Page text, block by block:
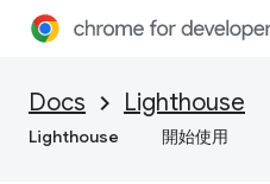
Docs Lighthouse
Lighthouse 開始使用